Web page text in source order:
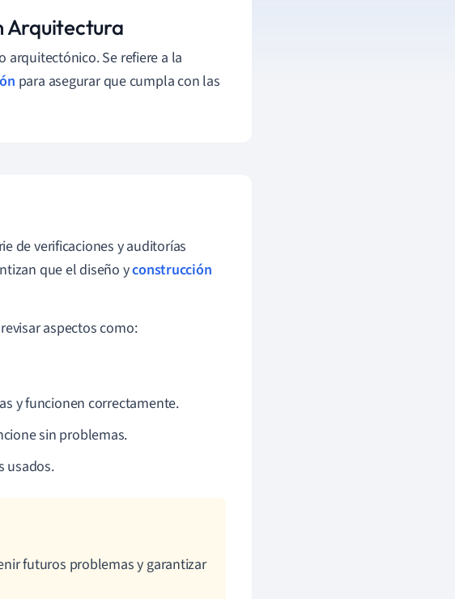
Arquitectura
arquitectónico. Se refiere a la
para asegurar que cumpla con las
de verificaciones y auditorías
que el diseño yconstrucción
aspectos como:
y funcionen correctamente.
sin problemas.
usados.
futuros problemas y garantizar